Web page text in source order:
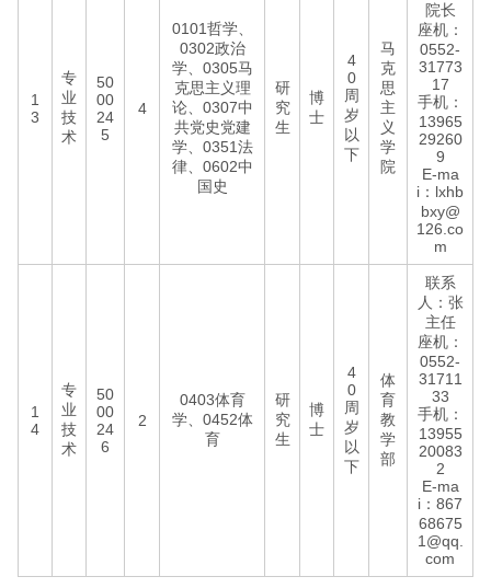
1
3
专
业
技
术
50
00
24
5
4
0101哲学、
0302政治
学、0305马
克思主义理
论、0307中
共党史党建
学、0351法
律、0602中
国史
研
究
生
博
士
4
0
周
岁
以
下
马
克
思
主
义
学
院
院长
座机：
0552-
31773
17
手机：
13965
29260
9
E-ma
i：lxhb
bxy@
126.co
m
1
4
专
业
技
术
50
00
24
6
2
0403体育
学、0452体
育
研
究
生
博
士
4
0
周
岁
以
下
体
育
教
学
部
联系
人：张
主任
座机：
0552-
31711
33
手机：
13955
20083
2
E-ma
i：867
68675
1@qq.
com